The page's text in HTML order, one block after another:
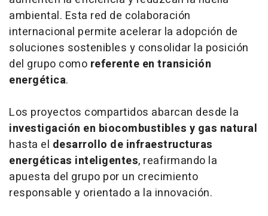
ambiental. Esta red de colaboración
internacional permite acelerar la adopción de
soluciones sostenibles y consolidar la posición
del grupo como referente en transición
energética.
Los proyectos compartidos abarcan desde la
investigación en biocombustibles y gas natural
hasta el desarrollo de infraestructuras
energéticas inteligentes, reafirmando la
apuesta del grupo por un crecimiento
responsable y orientado a la innovación.